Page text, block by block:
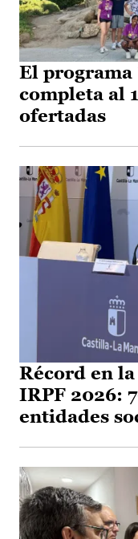
El programa
completa al
ofertadas
Récord en
IRPF 2026:
entidades